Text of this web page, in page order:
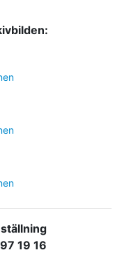
19 16